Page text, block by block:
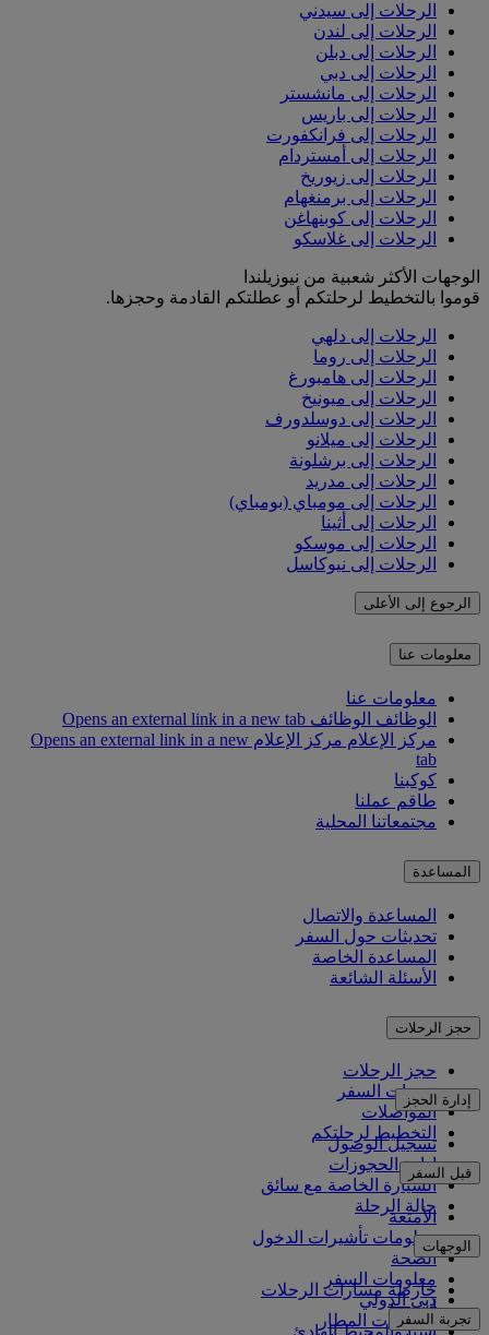
الرحلات إلى سيدني
الرحلات إلى لندن
الرحلات إلى دبلن
الرحلات إلى دبي
الرحلات إلى مانشستر
الرحلات إلى باريس
الرحلات إلى فرانكفورت
الرحلات إلى أمستردام
الرحلات إلى زيوريخ
الرحلات إلى برمنغهام
الرحلات إلى كوبنهاغن
الرحلات إلى غلاسكو
الوجهات الأكثر شعبية من نيوزيلندا
قوموا بالتخطيط لرحلتكم أو عطلتكم القادمة وحجزها.
الرحلات إلى دلهي
الرحلات إلى روما
الرحلات إلى هامبورغ
الرحلات إلى ميونيخ
الرحلات إلى دوسلدورف
الرحلات إلى ميلانو
الرحلات إلى برشلونة
الرحلات إلى مدريد
الرحلات إلى مومباي (بومباي)
الرحلات إلى أثينا
الرحلات إلى موسكو
الرحلات إلى نيوكاسل
الرجوع إلى الأعلى
معلومات عنا
معلومات عنا
الوظائف الوظائف Opens an external link in a new tab
مركز الإعلام
مركز الإعلام Opens an external link in a new
tab
كوكبنا
طاقم عملنا
مجتمعاتنا المحلية
المساعدة
المساعدة والاتصال
تحديثات حول السفر
المساعدة الخاصة
الأسئلة الشائعة
حجز الرحلات
حجز الرحلات
خدمات السفر
المواصلات
التخطيط لرحلتكم
إدارة الحجز
تسجيل الوصول
إدارة الحجوزات
السيارة الخاصة مع سائق
حالة الرحلة
قبل السفر
الأمتعة
معلومات تأشيرات الدخول
الصحة
معلومات السفر
دبي الدولي
مواصلات المطار
الوجهات
خارطة مسارات الرحلات
أفريقيا
آسيا والمحيط الهادئ
تجربة السفر